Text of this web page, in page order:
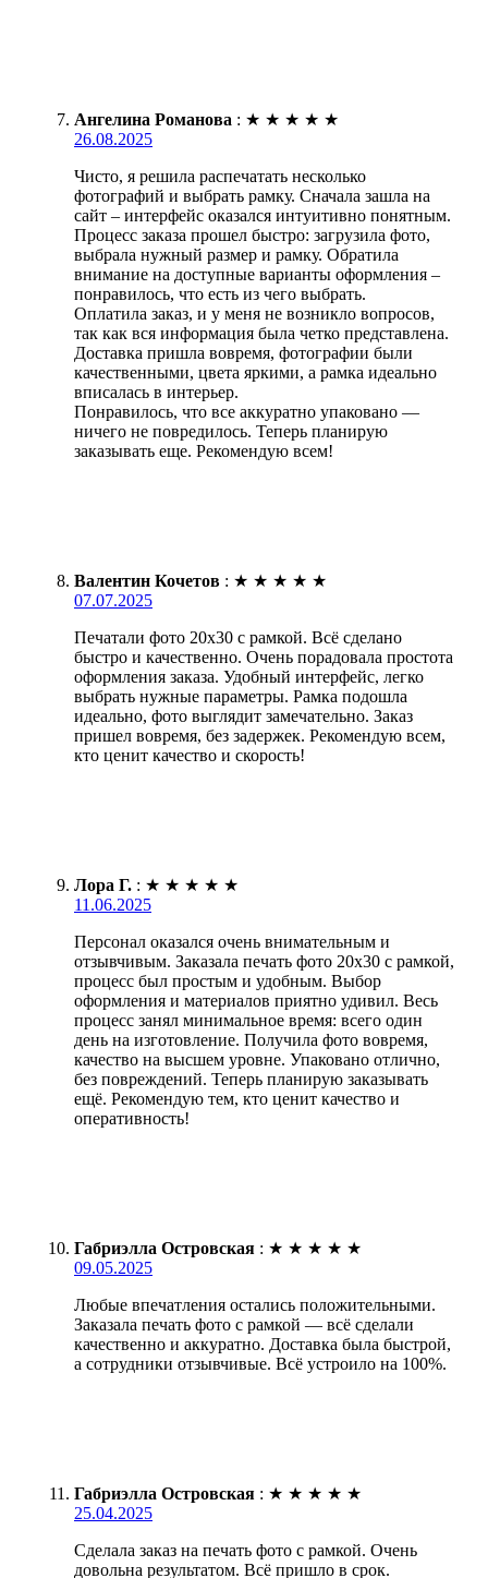
Ангелина Романова : ★ ★ ★ ★ ★
26.08.2025
Чисто, я решила распечатать несколько
фотографий и выбрать рамку. Сначала зашла на
сайт – интерфейс оказался интуитивно понятным.
Процесс заказа прошел быстро: загрузила фото,
выбрала нужный размер и рамку. Обратила
внимание на доступные варианты оформления –
понравилось, что есть из чего выбрать.
Оплатила заказ, и у меня не возникло вопросов,
так как вся информация была четко представлена.
Доставка пришла вовремя, фотографии были
качественными, цвета яркими, а рамка идеально
вписалась в интерьер.
Понравилось, что все аккуратно упаковано —
ничего не повредилось. Теперь планирую
заказывать еще. Рекомендую всем!
Валентин Кочетов : ★ ★ ★ ★ ★
07.07.2025
Печатали фото 20х30 с рамкой. Всё сделано
быстро и качественно. Очень порадовала простота
оформления заказа. Удобный интерфейс, легко
выбрать нужные параметры. Рамка подошла
идеально, фото выглядит замечательно. Заказ
пришел вовремя, без задержек. Рекомендую всем,
кто ценит качество и скорость!
Лора Г. : ★ ★ ★ ★ ★
11.06.2025
Персонал оказался очень внимательным и
отзывчивым. Заказала печать фото 20х30 с рамкой,
процесс был простым и удобным. Выбор
оформления и материалов приятно удивил. Весь
процесс занял минимальное время: всего один
день на изготовление. Получила фото вовремя,
качество на высшем уровне. Упаковано отлично,
без повреждений. Теперь планирую заказывать
ещё. Рекомендую тем, кто ценит качество и
оперативность!
Габриэлла Островская : ★ ★ ★ ★ ★
09.05.2025
Любые впечатления остались положительными.
Заказала печать фото с рамкой — всё сделали
качественно и аккуратно. Доставка была быстрой,
а сотрудники отзывчивые. Всё устроило на 100%.
Габриэлла Островская : ★ ★ ★ ★ ★
25.04.2025
Сделала заказ на печать фото с рамкой. Очень
довольна результатом. Всё пришло в срок.